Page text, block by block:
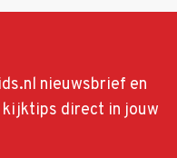
nieuwsbrief en
direct in jouw